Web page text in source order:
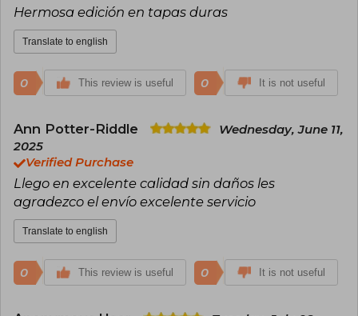
Hermosa edición en tapas duras
Translate to english
0 This review is useful 0 It is not useful
Ann Potter-Riddle
Wednesday, June 11,
2025
Verified Purchase
Llego en excelente calidad sin daños les
agradezco el envío excelente servicio
Translate to english
0 This review is useful 0 It is not useful